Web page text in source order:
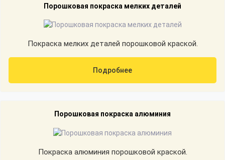
Порошковая покраска мелких деталей
Покраска мелких деталей порошковой краской.
Подробнее
Порошковая покраска алюминия
Покраска алюминия порошковой краской.